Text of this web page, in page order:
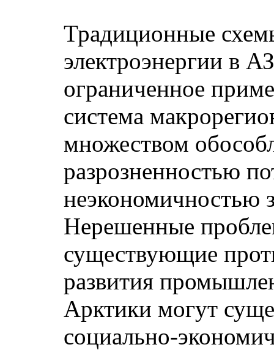
Традиционные
электроэнергии в
ограниченное
система
множеством
разрозненностью
неэкономичностью
Нерешенные
существующие
развития
Арктики могут
социально-